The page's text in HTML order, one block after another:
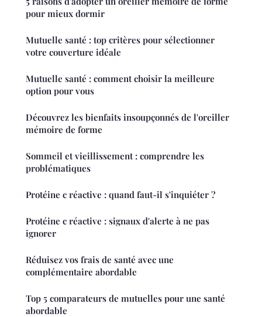
pour mieux dormir
Mutuelle santé : top critères pour sélectionner
votre couverture idéale
Mutuelle santé : comment choisir la meilleure
option pour vous
Découvrez les bienfaits insoupçonnés de l'oreiller
mémoire de forme
Sommeil et vieillissement : comprendre les
problématiques
Protéine c réactive : quand faut-il s'inquiéter ?
Protéine c réactive : signaux d'alerte à ne pas
ignorer
Réduisez vos frais de santé avec une
complémentaire abordable
Top 5 comparateurs de mutuelles pour une santé
abordable